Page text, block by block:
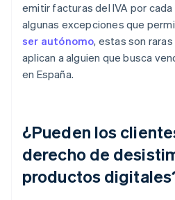
emitir facturas del IVA por cada
algunas excepciones que
ser autónomo, estas son
aplican a alguien que busca
en España.
¿Pueden los
derecho de
productos